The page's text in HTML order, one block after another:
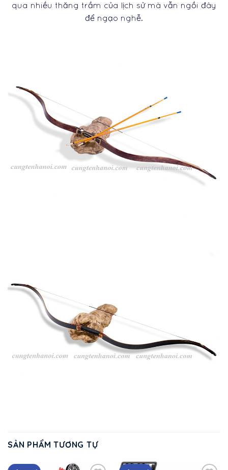
qua nhiều thăng trầm của lịch sử mà vẫn ngồi đây
để ngạo nghễ.
SẢN PHẨM TƯƠNG TỰ